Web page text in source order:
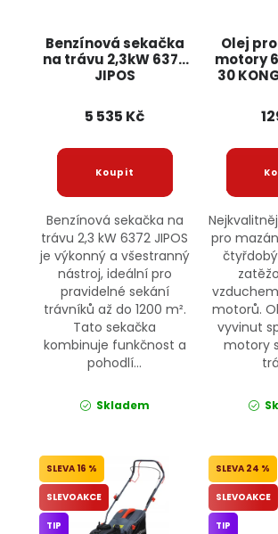
Benzínová sekačka
na trávu 2,3kW 6372
JIPOS
5 535 Kč
Benzínová sekačka na
trávu 2,3 kW 6372 JIPOS
je výkonný a všestranný
nástroj, ideální pro
pravidelné sekání
trávníků až do 1200 m².
Tato sekačka
kombinuje funkčnost a
pohodlí...
Skladem
Olej
motory
30
pro
motorů.
vyvinut
motory
16 %
SLEVOAKCE
TIP
24 %
SLEVOAKCE
TIP